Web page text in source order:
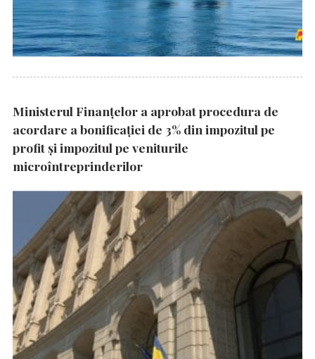
Ministerul Finanțelor a aprobat procedura de
acordare a bonificației de 3% din impozitul pe
profit și impozitul pe veniturile
microîntreprinderilor